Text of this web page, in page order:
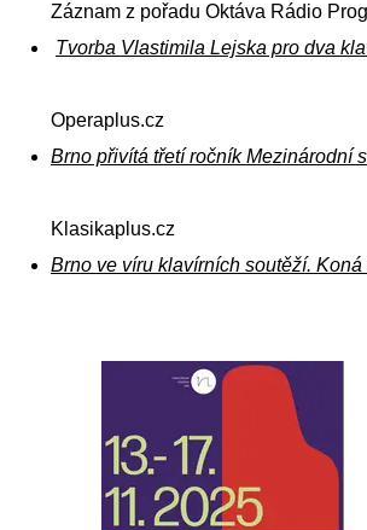
Záznam z pořadu Oktáva Rádio
Tvorba Vlastimila Lejska pro dva
Operaplus.cz
Brno přivítá třetí ročník Mezinárodní
Klasikaplus.cz
Brno ve víru klavírních soutěží.